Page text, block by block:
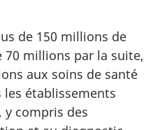
de 150 millions de
70 millions par la suite,
aux soins de santé
les établissements
y compris des